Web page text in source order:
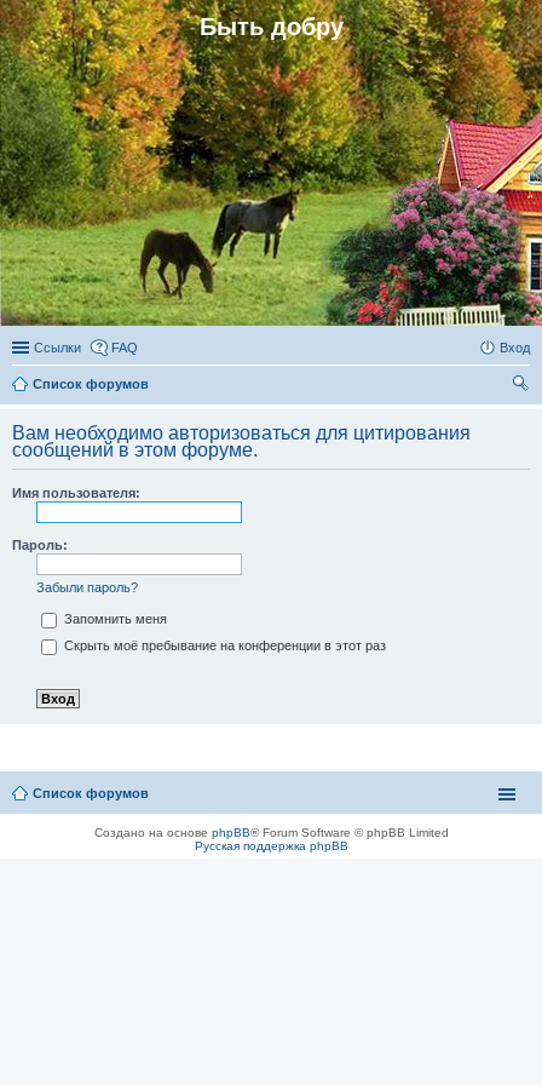
Быть добру
Ссылки FAQ Вход
Список форумов
Вам необходимо авторизоваться для цитирования
сообщений в этом форуме.
Имя пользователя:
Пароль:
Забыли пароль?
Запомнить меня
Скрыть моё пребывание на конференции в этот раз
Список форумов
Создано на основе phpBB® Forum Software © phpBB Limited
Русская поддержка phpBB